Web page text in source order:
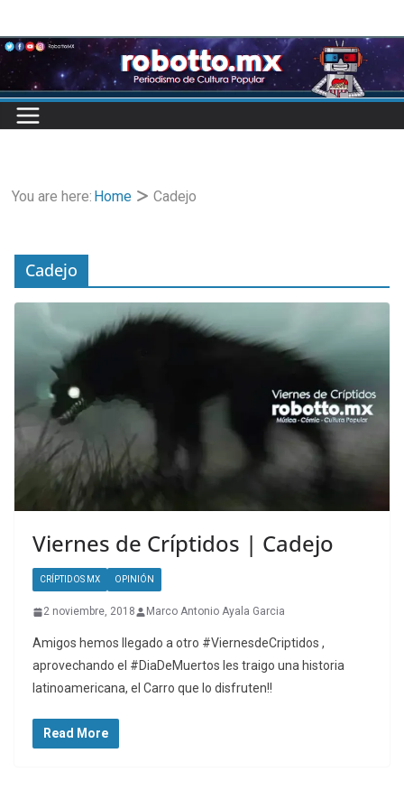
to
content
You are here: Home Cadejo
Cadejo
Viernes de Críptidos | Cadejo
CRÍPTIDOS MX OPINIÓN
2 noviembre, 2018 Marco Antonio Ayala Garcia
Amigos hemos llegado a otro #ViernesdeCriptidos ,
aprovechando el #DiaDeMuertos les traigo una historia
latinoamericana, el Carro que lo disfruten!!
Read More